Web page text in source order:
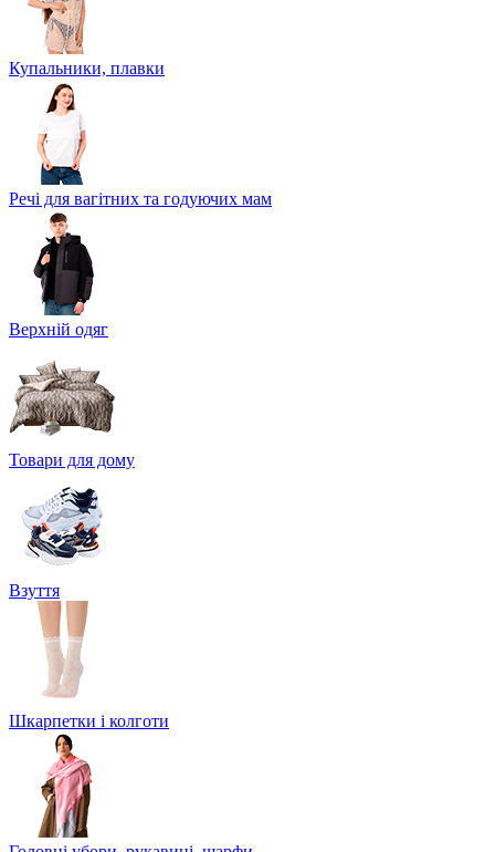
Купальники, плавки
Речі для вагітних та годуючих мам
Верхній одяг
Товари для дому
Взуття
Шкарпетки і колготи